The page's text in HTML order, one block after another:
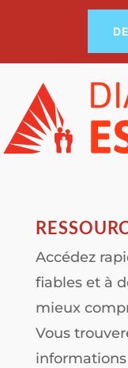
Accédez
fiables et à
mieux
Vous